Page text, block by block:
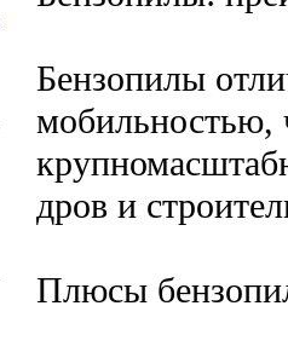
Бензопилы
мобильностью,
дров и
Плюсы